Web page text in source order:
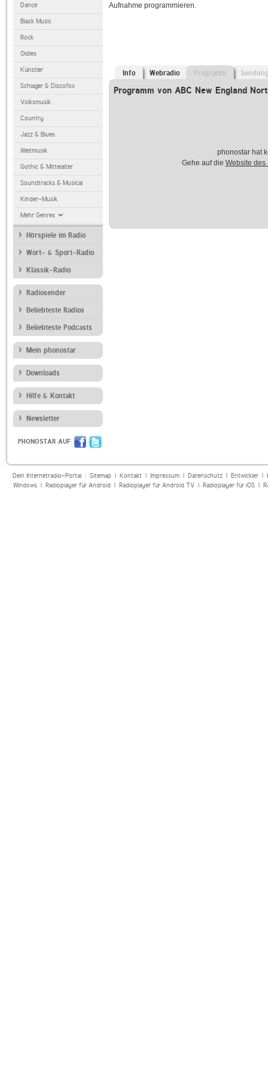
Dance
Black Music
Rock
Oldies
Künstler
Schlager & Discofox
Volksmusik
Country
Jazz & Blues
Weltmusik
Gothic & Mittelalter
Soundtracks & Musical
Kinder-Musik
Mehr Genres
Hörspiele im Radio
Wort- & Sport-Radio
Klassik-Radio
Radiosender
Beliebteste Radios
Beliebteste Podcasts
Mein phonostar
Downloads
Hilfe & Kontakt
Newsletter
PHONOSTAR AUF
Aufnahme programmieren.
Info Webradio Programm
Programm von ABC New England
phonostar hat
Gehe auf die Website des
Dein Internetradio-Portal : Sitemap| Kontakt| Impressum| Datenschutz| Entwickler|
Windows| Radioplayer für Android| Radioplayer für Android TV| Radioplayer für iOS|